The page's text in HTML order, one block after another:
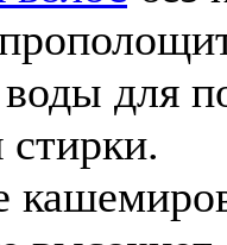
для